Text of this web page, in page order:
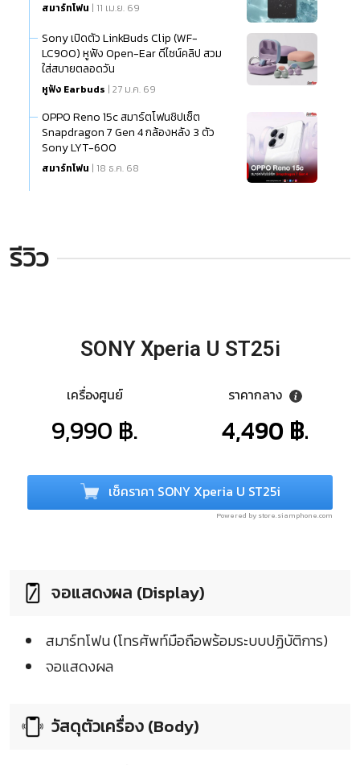
สมาร์ทโฟน | 11 เม.ย. 69
Sony เปิดตัว LinkBuds Clip (WF-
LC900) หูฟัง Open-Ear ดีไซน์คลิป สวม
ใส่สบายตลอดวัน
หูฟัง Earbuds | 27 ม.ค. 69
OPPO Reno 15c สมาร์ตโฟนชิปเซ็ต
Snapdragon 7 Gen 4 กล้องหลัง 3 ตัว
Sony LYT-600
สมาร์ทโฟน | 18 ธ.ค. 68
รีวิว
SONY Xperia U ST25i
เครื่องศูนย์
9,990 ฿.
ราคากลาง
4,490 ฿.
เช็คราคา SONY Xperia U ST25i
Powered by store.siamphone.com
จอแสดงผล (Display)
สมาร์ทโฟน (โทรศัพท์มือถือพร้อมระบบปฏิบัติการ)
จอแสดงผล
วัสดุตัวเครื่อง (Body)